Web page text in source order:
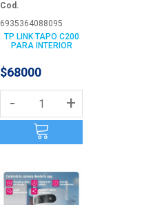
Cod.
6935364088095
TP LINK TAPO C200
PARA INTERIOR
$68000
- +